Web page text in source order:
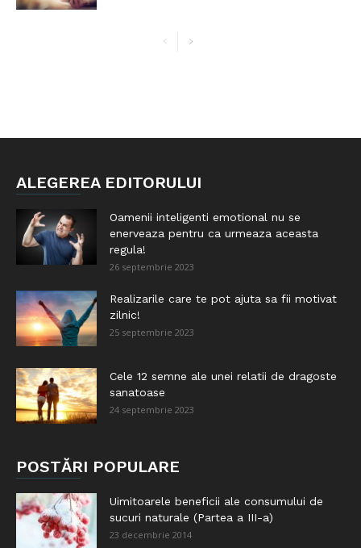
ALEGEREA EDITORULUI
Oamenii inteligenti emotional nu se
enerveaza pentru ca urmeaza aceasta
regula!
26 septembrie 2023
Realizarile care te pot ajuta sa fii motivat
zilnic!
25 septembrie 2023
Cele 12 semne ale unei relatii de dragoste
sanatoase
24 septembrie 2023
POSTĂRI POPULARE
Uimitoarele beneficii ale consumului de
sucuri naturale (Partea a III-a)
23 decembrie 2014